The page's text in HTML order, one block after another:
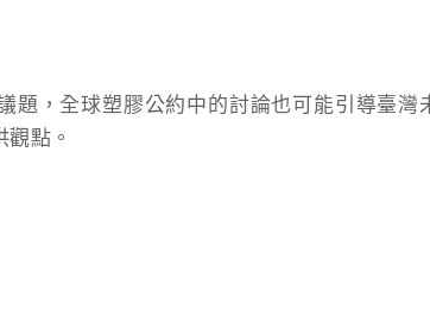
題，全球塑膠公約中的討論也可能引導臺灣
點。